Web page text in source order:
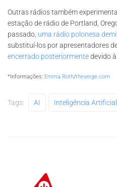
Outras rádios também
estação de rádio de Portland,
passado, uma rádio polonesa
substituí-los por apresentadores
encerrado posteriormentedevido
*Informações: Emma Roth/theverge.com
Tags: AI Inteligência Artificial